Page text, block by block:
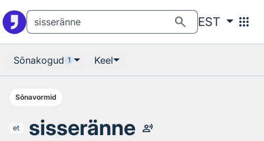
search EST apps
Sõnakogud 1 Keel
Sõnavormid
et sisseränne record_voice_over